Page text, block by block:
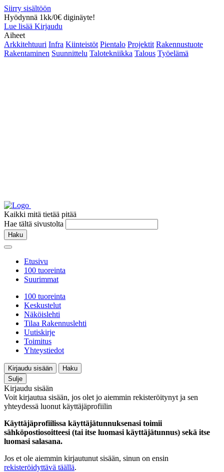
Siirry sisältöön
Hyödynnä 1kk/0€ diginäyte!
Lue lisää Kirjaudu
Aiheet
Arkkitehtuuri Infra Kiinteistöt Pientalo Projektit Rakennustuote
Rakentaminen Suunnittelu Talotekniikka Talous Työelämä
Kaikki mitä tietää pitää
Hae tältä sivustolta
Haku
Etusivu
100 tuoreinta
Suurimmat
100 tuoreinta
Keskustelut
Näköislehti
Tilaa Rakennuslehti
Uutiskirje
Toimitus
Yhteystiedot
Kirjaudu sisään
Haku
Sulje
Kirjaudu sisään
Voit kirjautua sisään, jos olet jo aiemmin rekisteröitynyt ja sen
yhteydessä luonut käyttäjäprofiilin
Käyttäjäprofiilissa käyttäjätunnuksenasi toimii
sähköpostiosoitteesi (tai itse luomasi käyttäjätunnus) sekä itse
luomasi salasana.
Jos et ole aiemmin kirjautunut sisään, sinun on ensin
rekisteröidyttävä täällä.